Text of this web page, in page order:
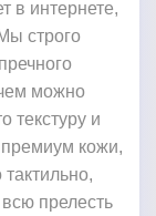
в интернете,
строго
можно
текстуру и
премиум кожи,
прелесть